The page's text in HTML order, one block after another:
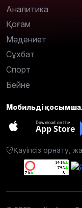
Аналитика
Қоғам
Мәдениет
Сұхбат
Спорт
Бейне
Мобильді
Download on the
App Store
Қауіпсіз орнату,